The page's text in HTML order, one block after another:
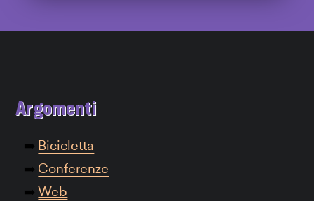
Argomenti
Bicicletta
Conferenze
Web